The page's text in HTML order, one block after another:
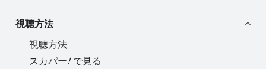
視聴方法
視聴方法
スカパー!で見る